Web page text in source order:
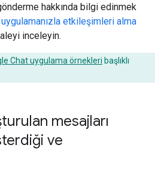
hakkında bilgi edinmek
etkileşimleri alma
inceleyin.
Chat uygulama örnekleri başlıklı
mesajları
ve